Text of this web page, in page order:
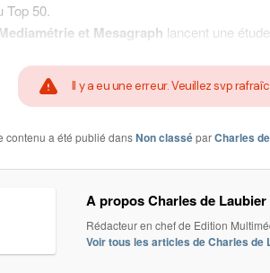
Top 50.
et Mesagraph lancent une
Il y a eu une erreur. Veuillez svp
contenu a été publié dansNon classéparCharles
A propos Charles de Laubier
Rédacteur en chef de Edition
Voir tous les articles de Charles de